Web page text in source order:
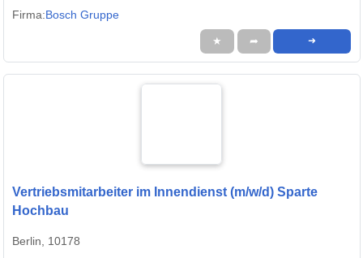
Firma:Bosch Gruppe
★ ➦ ➜
Vertriebsmitarbeiter im Innendienst (m/w/d) Sparte
Hochbau
Berlin, 10178